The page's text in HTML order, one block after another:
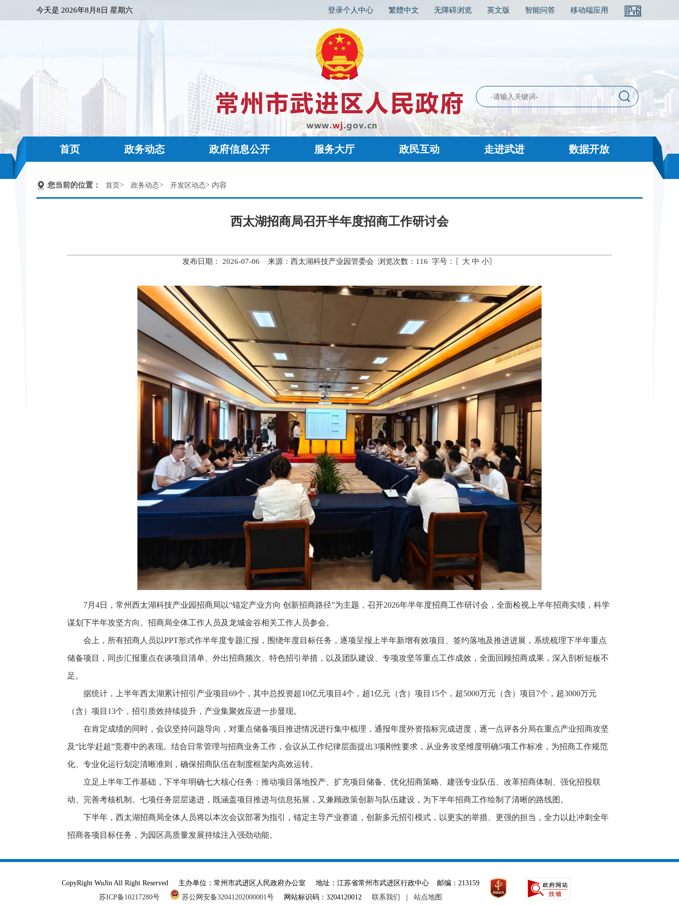
今天是 2026年8月8日 星期六 登录个人中心 繁體中文 无障碍浏览 英文版 智能问答 移动端应用
首页 政务动态 政府信息公开 服务大厅 政民互动 走进武进 数据开放
您当前的位置： 首页> 政务动态> 开发区动态> 内容
西太湖招商局召开半年度招商工作研讨会
发布日期： 2026-07-06 来源：西太湖科技产业园管委会 浏览次数： 116 字号：〖 大 中 小〗
7月4日，常州西太湖科技产业园招商局以“锚定产业方向 创新招商路径”为主题，召开2026年半年度招商工作研讨会，全面检视上半年招商实绩，科学
谋划下半年攻坚方向。招商局全体工作人员及龙城金谷相关工作人员参会。
会上，所有招商人员以PPT形式作半年度专题汇报，围绕年度目标任务，逐项呈报上半年新增有效项目、签约落地及推进进展，系统梳理下半年重点
储备项目，同步汇报重点在谈项目清单、外出招商频次、特色招引举措，以及团队建设、专项攻坚等重点工作成效，全面回顾招商成果，深入剖析短板不
足。
据统计，上半年西太湖累计招引产业项目69个，其中总投资超10亿元项目4个，超1亿元（含）项目15个，超5000万元（含）项目7个，超3000万元
（含）项目13个，招引质效持续提升，产业集聚效应进一步显现。
在肯定成绩的同时，会议坚持问题导向，对重点储备项目推进情况进行集中梳理，通报年度外资指标完成进度，逐一点评各分局在重点产业招商攻坚
及“比学赶超”竞赛中的表现。结合日常管理与招商业务工作，会议从工作纪律层面提出3项刚性要求，从业务攻坚维度明确5项工作标准，为招商工作规范
化、专业化运行划定清晰准则，确保招商队伍在制度框架内高效运转。
立足上半年工作基础，下半年明确七大核心任务：推动项目落地投产、扩充项目储备、优化招商策略、建强专业队伍、改革招商体制、强化招投联
动、完善考核机制。七项任务层层递进，既涵盖项目推进与信息拓展，又兼顾政策创新与队伍建设，为下半年招商工作绘制了清晰的路线图。
下半年，西太湖招商局全体人员将以本次会议部署为指引，锚定主导产业赛道，创新多元招引模式，以更实的举措、更强的担当，全力以赴冲刺全年
招商各项目标任务，为园区高质量发展持续注入强劲动能。
CopyRight WuJin All Right Reserved 主办单位：常州市武进区人民政府办公室 地址：江苏省常州市武进区行政中心 邮编：213159
苏ICP备10217280号
苏公网安备32041202000001号 网站标识码：3204120012 联系我们 站点地图